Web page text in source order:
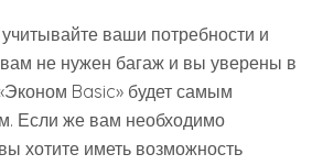
ваши потребности и
не нужен багаж и вы уверены в
Basic» будет самым
Если же вам необходимо
хотите иметь возможность